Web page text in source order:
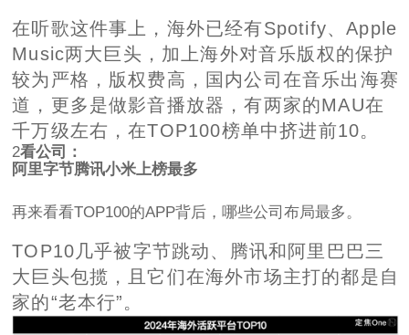
在听歌这件事上，海外已经有Spotify、Apple
Music两大巨头，加上海外对音乐版权的保护
较为严格，版权费高，国内公司在音乐出海赛
道，更多是做影音播放器，有两家的MAU在
千万级左右，在TOP100榜单中挤进前10。
2看公司：
阿里字节腾讯小米上榜最多
再来看看TOP100的APP背后，哪些公司布局最多。
TOP10几乎被字节跳动、腾讯和阿里巴巴三
大巨头包揽，且它们在海外市场主打的都是自
家的“老本行”。